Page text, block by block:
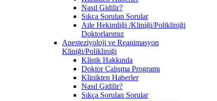
Nasıl Gidilir?
Sıkça Sorulan Sorular
Aile Hekimliği /Kliniği/Polikliniği
Doktorlarımız
Anesteziyoloji ve Reanimasyon
Kliniği/Polikliniği
Klinik Hakkında
Doktor Çalışma Programı
Klinikten Haberler
Nasıl Gidilir?
Sıkça Sorulan Sorular